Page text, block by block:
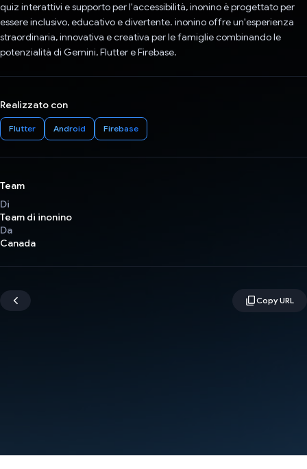
quiz interattivi e supporto per l'accessibilità, inonino è progettato per
essere inclusivo, educativo e divertente. inonino offre un'esperienza
straordinaria, innovativa e creativa per le famiglie combinando le
potenzialità di Gemini, Flutter e Firebase.
Realizzato con
Flutter Android Firebase
Team
Di
Team di inonino
Da
Canada